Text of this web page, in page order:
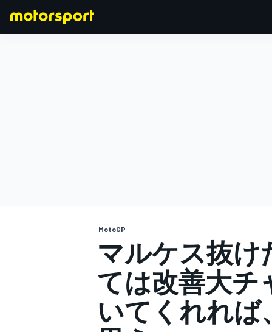
スーパーフォーミュラ
MotoGP
マルケス抜け
ては改善大チ
いてくれれば